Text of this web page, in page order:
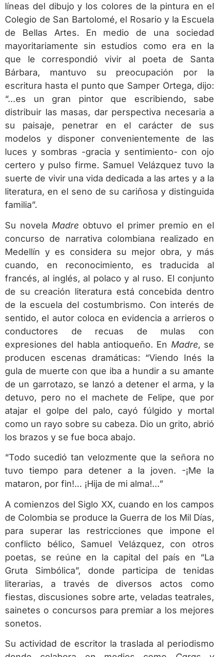
líneas del dibujo y los colores de la pintura en el
Colegio de San Bartolomé, el Rosario y la Escuela
de Bellas Artes. En medio de una sociedad
mayoritariamente sin estudios como era en la
que le correspondió vivir al poeta de Santa
Bárbara, mantuvo su preocupación por la
escritura hasta el punto que Samper Ortega, dijo:
“…es un gran pintor que escribiendo, sabe
distribuir las masas, dar perspectiva necesaria a
su paisaje, penetrar en el carácter de sus
modelos y disponer convenientemente de las
luces y sombras -gracia y sentimiento- con ojo
certero y pulso firme. Samuel Velázquez tuvo la
suerte de vivir una vida dedicada a las artes y a la
literatura, en el seno de su cariñosa y distinguida
familia”.
Su novela Madre obtuvo el primer premio en el
concurso de narrativa colombiana realizado en
Medellín y es considera su mejor obra, y más
cuando, en reconocimiento, es traducida al
francés, al inglés, al polaco y al ruso. El conjunto
de su creación literatura está concebida dentro
de la escuela del costumbrismo. Con interés de
sentido, el autor coloca en evidencia a arrieros o
conductores de recuas de mulas con
expresiones del habla antioqueño. En Madre, se
producen escenas dramáticas: “Viendo Inés la
gula de muerte con que iba a hundir a su amante
de un garrotazo, se lanzó a detener el arma, y la
detuvo, pero no el machete de Felipe, que por
atajar el golpe del palo, cayó fúlgido y mortal
como un rayo sobre su cabeza. Dio un grito, abrió
los brazos y se fue boca abajo.
“Todo sucedió tan velozmente que la señora no
tuvo tiempo para detener a la joven. -¡Me la
mataron, por fin!… ¡Hija de mi alma!…”
A comienzos del Siglo XX, cuando en los campos
de Colombia se produce la Guerra de los Mil Días,
para superar las restricciones que impone el
conflicto bélico, Samuel Velázquez, con otros
poetas, se reúne en la capital del país en “La
Gruta Simbólica”, donde participa de tenidas
literarias, a través de diversos actos como
fiestas, discusiones sobre arte, veladas teatrales,
sainetes o concursos para premiar a los mejores
sonetos.
Su actividad de escritor la traslada al periodismo